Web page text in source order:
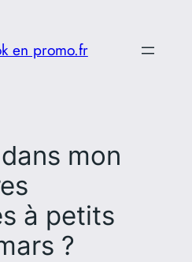
en promo.fr
mon
à petits
?